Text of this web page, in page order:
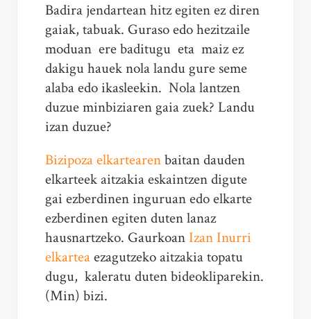
Badira jendartean hitz egiten ez diren
gaiak, tabuak. Guraso edo hezitzaile
moduan ere baditugu eta maiz ez
dakigu hauek nola landu gure seme
alaba edo ikasleekin. Nola lantzen
duzue minbiziaren gaia zuek? Landu
izan duzue?
Bizipoza elkartearenbaitan dauden
elkarteek aitzakia eskaintzen digute
gai ezberdinen inguruan edo elkarte
ezberdinen egiten duten lanaz
hausnartzeko. GaurkoanIzan Inurri
elkarteaezagutzeko aitzakia topatu
dugu, kaleratu duten bideokliparekin.
(Min) bizi.